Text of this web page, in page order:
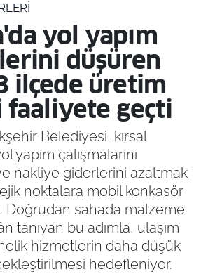
yol yapım
düşüren
ilçede üretim
faaliyete geçti
Belediyesi, kırsal
yapım çalışmalarını
nakliye giderlerini azaltmak
noktalara mobil konkasör
Doğrudan sahada malzeme
tanıyan bu adımla, ulaşım
hizmetlerin daha düşük
hedefleniyor.